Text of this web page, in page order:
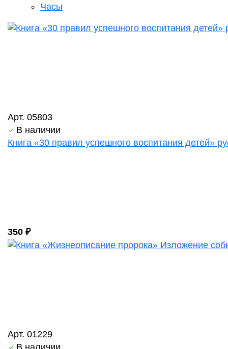
Часы
Арт. 05803
В наличии
Книга «30 правил успешного воспитания детей»
350 ₽
Арт. 01229
В наличии